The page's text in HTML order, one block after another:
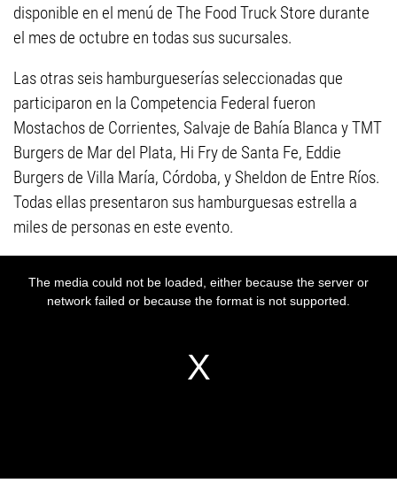
disponible en el menú de The Food Truck Store durante
el mes de octubre en todas sus sucursales.
Las otras seis hamburgueserías seleccionadas que
participaron en la Competencia Federal fueron
Mostachos de Corrientes, Salvaje de Bahía Blanca y TMT
Burgers de Mar del Plata, Hi Fry de Santa Fe, Eddie
Burgers de Villa María, Córdoba, y Sheldon de Entre Ríos.
Todas ellas presentaron sus hamburguesas estrella a
miles de personas en este evento.